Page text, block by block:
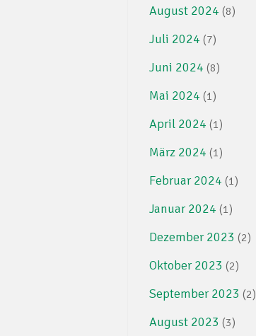
August 2024 (8)
Juli 2024 (7)
Juni 2024 (8)
Mai 2024 (1)
April 2024 (1)
März 2024 (1)
Februar 2024 (1)
Januar 2024 (1)
Dezember 2023 (2)
Oktober 2023 (2)
September 2023 (2)
August 2023 (3)